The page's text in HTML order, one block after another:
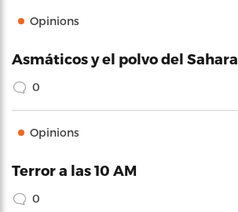
Opinions
Asmáticos y el polvo del Sahara
0
Opinions
Terror a las 10 AM
0